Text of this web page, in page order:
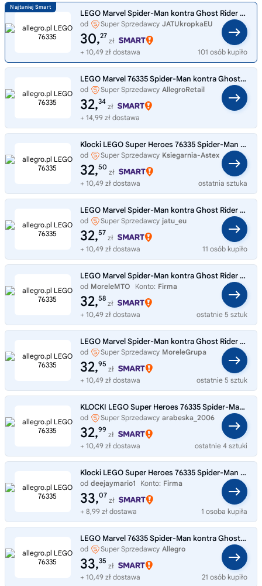
LEGO Marvel Spider-Man kontra Ghost Rider na motocyklu 76335
od Super Sprzedawcy JATUkropkaEU
30,27
zł
+ 10,49 zł dostawa
101 osób kupiło
LEGO Marvel 76335 Spider-Man kontra Ghost Rider na motocyklu
od Super Sprzedawcy AllegroRetail
32,34
zł
+ 14,99 zł dostawa
Klocki LEGO Super Heroes 76335 Spider-Man kontra Ghost Rider na motocyklu
od Super Sprzedawcy Ksiegarnia-Astex
32,50
zł
+ 10,49 zł dostawa
ostatnia sztuka
LEGO Marvel Spider-Man kontra Ghost Rider na motocyklu 76335
od Super Sprzedawcy jatu_eu
32,57
zł
+ 10,49 zł dostawa
11 osób kupiło
LEGO Marvel Spider-Man kontra Ghost Rider na motocyklu (76335)
od MoreleMTO Konto: Firma
32,58
zł
+ 10,49 zł dostawa
ostatnie 5 sztuk
LEGO Marvel Spider-Man kontra Ghost Rider na motocyklu (76335)
od Super Sprzedawcy MoreleGrupa
32,95
zł
+ 10,49 zł dostawa
ostatnie 5 sztuk
KLOCKI LEGO Super Heroes 76335 Spider-Man kontra Ghost Rider na motocyklu
od Super Sprzedawcy arabeska_2006
32,99
zł
+ 10,49 zł dostawa
ostatnie 4 sztuki
Klocki LEGO Super Heroes 76335 Spider-Man kontra Ghost Rider na motocyklu
od deejaymario1 Konto: Firma
33,07
zł
+ 8,99 zł dostawa
1 osoba kupiła
LEGO Marvel 76335 Spider-Man kontra Ghost Rider na motocyklu
od Super Sprzedawcy Allegro
33,35
zł
+ 10,49 zł dostawa
21 osób kupiło